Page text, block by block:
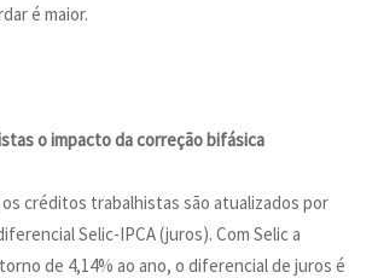
é maior.
o impacto da correção bifásica
os créditos trabalhistas são atualizados por
Selic-IPCA (juros). Com Selic a
de 4,14% ao ano, o diferencial de juros é